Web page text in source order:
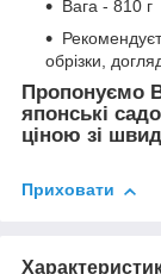
Вага - 810 г
обрізки,
Пропонуємо
японські
ціною зі
Приховати